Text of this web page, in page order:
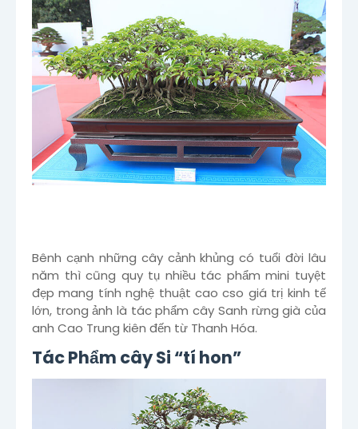
Bênh cạnh những cây cảnh khủng có tuổi đời lâu
năm thì cũng quy tụ nhiều tác phẩm mini tuyệt
đẹp mang tính nghệ thuật cao cso giá trị kinh tế
lớn, trong ảnh là tác phẩm cây Sanh rừng già của
anh Cao Trung kiên đến từ Thanh Hóa.
Tác Phẩm cây Si “tí hon”